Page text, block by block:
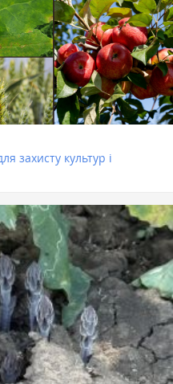
захисту культур і